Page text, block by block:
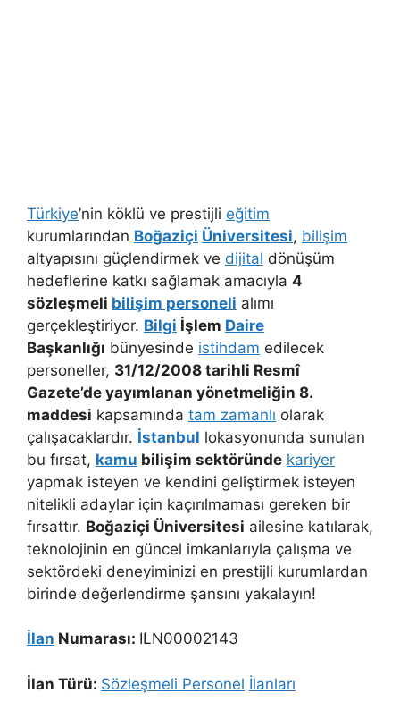
Türkiye’nin köklü ve prestijli eğitim
kurumlarından Boğaziçi Üniversitesi, bilişim
altyapısını güçlendirmek ve dijital dönüşüm
hedeflerine katkı sağlamak amacıyla 4
sözleşmeli bilişim personeli alımı
gerçekleştiriyor. Bilgi İşlem Daire
Başkanlığı bünyesinde istihdam edilecek
personeller, 31/12/2008 tarihli Resmî
Gazete’de yayımlanan yönetmeliğin 8.
maddesi kapsamında tam zamanlı olarak
çalışacaklardır. İstanbul lokasyonunda sunulan
bu fırsat, kamu bilişim sektöründe kariyer
yapmak isteyen ve kendini geliştirmek isteyen
nitelikli adaylar için kaçırılmaması gereken bir
fırsattır. Boğaziçi Üniversitesi ailesine katılarak,
teknolojinin en güncel imkanlarıyla çalışma ve
sektördeki deneyiminizi en prestijli kurumlardan
birinde değerlendirme şansını yakalayın!
İlan Numarası: ILN00002143
İlan Türü: Sözleşmeli Personel İlanları